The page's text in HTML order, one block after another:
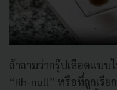
ถ้าถามว่ากรุ๊ปเลือดแบ
“Rh-null” หรือที่ถูกเรีย